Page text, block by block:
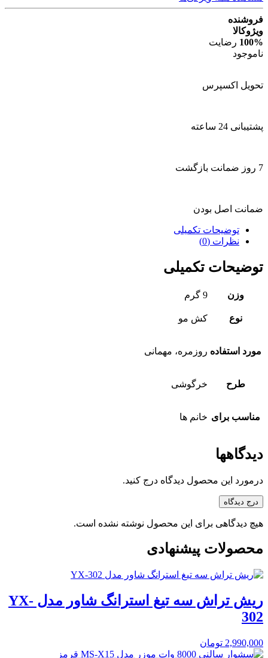
فروشنده
ویژوکالا
100% رضایت
ناموجود
تحویل اکسپرس
پشتیبانی 24 ساعته
7 روز ضمانت بازگشت
ضمانت اصل بودن
توضیحات تکمیلی
نظرات (0)
توضیحات تکمیلی
وزن 9 گرم
نوع کش مو
مورد استفاده روزمره، مهمانی
طرح خرگوشی
مناسب برای خانم ها
دیدگاهها
درمورد این محصول دیدگاه درج کنید.
درج دیدگاه
هیچ دیدگاهی برای این محصول نوشته نشده است.
محصولات پیشنهادی
ریش تراش سه تیغ استرانگ شاور مدل YX-
302
2,990,000 تومان